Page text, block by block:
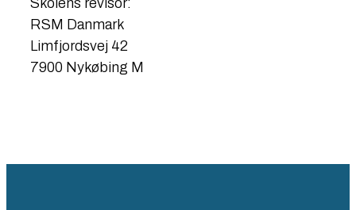
​Skolens revisor:
RSM Danmark
Limfjordsvej 42
7900 Nykøbing M